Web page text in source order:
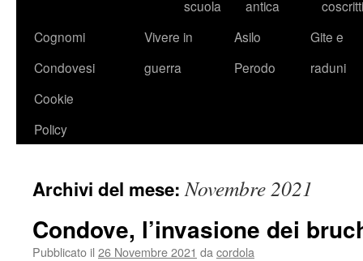
scuola
antica
coscritti
Cognomi
Condovesi
Vivere in
guerra
Asilo
Perodo
Gite e
raduni
Cookie
Policy
Archivi del mese:Novembre 2021
Condove, l’invasione dei
Pubblicato il 26 Novembre 2021 da cordola